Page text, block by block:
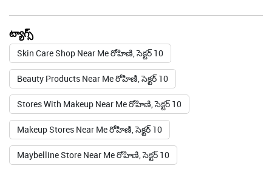
ట్యాగ్స్
Skin Care Shop Near Me రోహిణి, సెక్టర్ 10
Beauty Products Near Me రోహిణి, సెక్టర్ 10
Stores With Makeup Near Me రోహిణి, సెక్టర్ 10
Makeup Stores Near Me రోహిణి, సెక్టర్ 10
Maybelline Store Near Me రోహిణి, సెక్టర్ 10